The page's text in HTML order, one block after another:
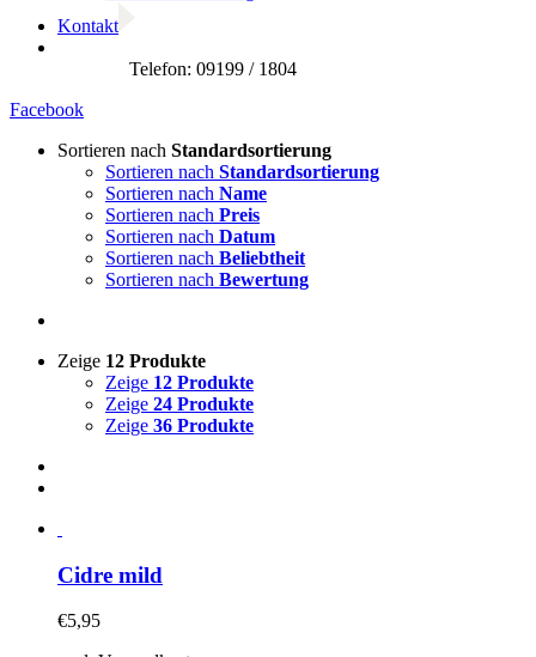
Kontakt
Facebook
Sortieren nach Standardsortierung
Sortieren nach Standardsortierung
Sortieren nach Name
Sortieren nach Preis
Sortieren nach Datum
Sortieren nach Beliebtheit
Sortieren nach Bewertung
Zeige 12 Produkte
Zeige 12 Produkte
Zeige 24 Produkte
Zeige 36 Produkte
Cidre mild
€5,95